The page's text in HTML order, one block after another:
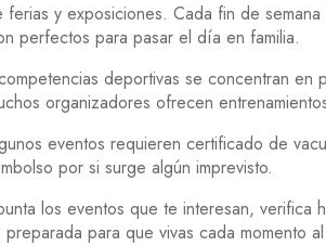
y exposiciones. Cada fin de
perfectos para pasar el día en familia.
deportivas se concentran
organizadores ofrecen
eventos requieren certificado de
por si surge algún imprevisto.
los eventos que te interesan,
para que vivas cada momento al